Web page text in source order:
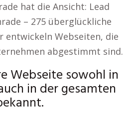
hat die Ansicht: Lead
– 275 überglückliche
entwickeln Webseiten, die
abgestimmt sind.
Webseite sowohl in
in der gesamten